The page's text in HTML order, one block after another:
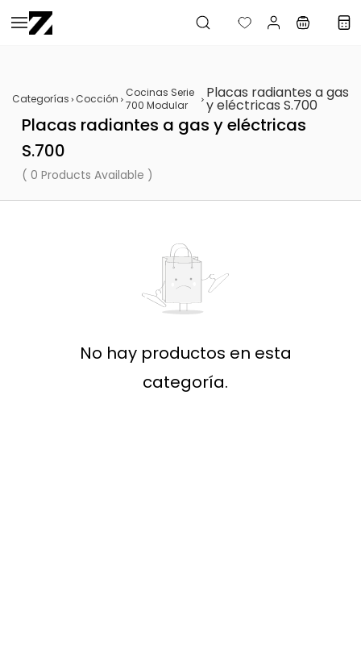
Saltar al
contenido
Categorías Cocción
Cocinas Serie
700 Modular
Placas radiantes a gas
y eléctricas S.700
Placas radiantes a gas y eléctricas
S.700
( 0 Products Available )
No hay productos en esta
categoría.